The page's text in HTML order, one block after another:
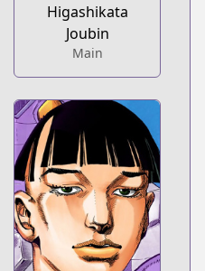
Higashikata
Joubin
Main